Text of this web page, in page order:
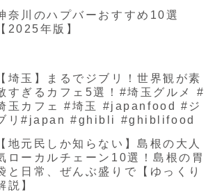
奈川のハプバーおすすめ10選
【2025年版】
【埼玉】まるでジブリ！世界観が素
すぎるカフェ5選！#埼玉グルメ #
玉カフェ #埼玉 #japanfood #ジ
リ#japan #ghibli #ghiblifood
【地元民しか知らない】島根の大人
ローカルチェーン10選！島根の胃
と日常、ぜんぶ盛りで【ゆっくり
説】